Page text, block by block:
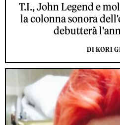
T.I., John Legend e
la colonna sonora
debutterà
DI KORI